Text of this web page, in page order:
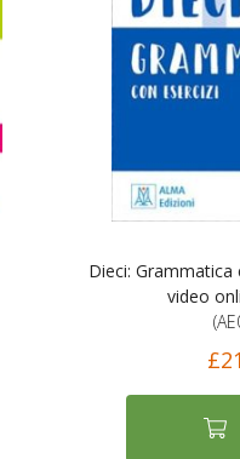
Dieci: Grammatica
video